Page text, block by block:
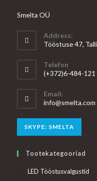
Smelta OÜ
Address:
Tööstuse 47,
Telefon
(+372)6-484-121
Email:
info@smelta.com
SKYPE: SMELTA
in
Tootekategooriad
LED Tööstusvalgustid